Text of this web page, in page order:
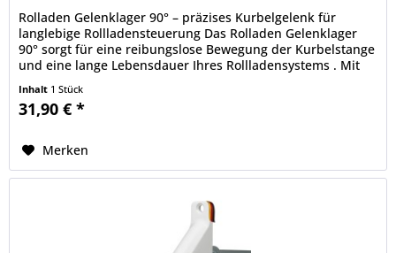
Rolladen Gelenklager 90° – präzises Kurbelgelenk für
langlebige Rollladensteuerung Das Rolladen Gelenklager
90° sorgt für eine reibungslose Bewegung der Kurbelstange
und eine lange Lebensdauer Ihres Rollladensystems . Mit
Inhalt 1 Stück
31,90 € *
Merken